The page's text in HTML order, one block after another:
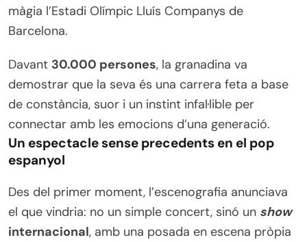
màgia l’Estadi Olímpic Lluís Companys de
Barcelona.
Davant 30.000 persones, la granadina va
demostrar que la seva és una carrera feta a base
de constància, suor i un instint infal·lible per
connectar amb les emocions d’una generació.
Un espectacle sense precedents en el pop
espanyol
Des del primer moment, l’escenografia anunciava
el que vindria: no un simple concert, sinó un show
internacional, amb una posada en escena pròpia